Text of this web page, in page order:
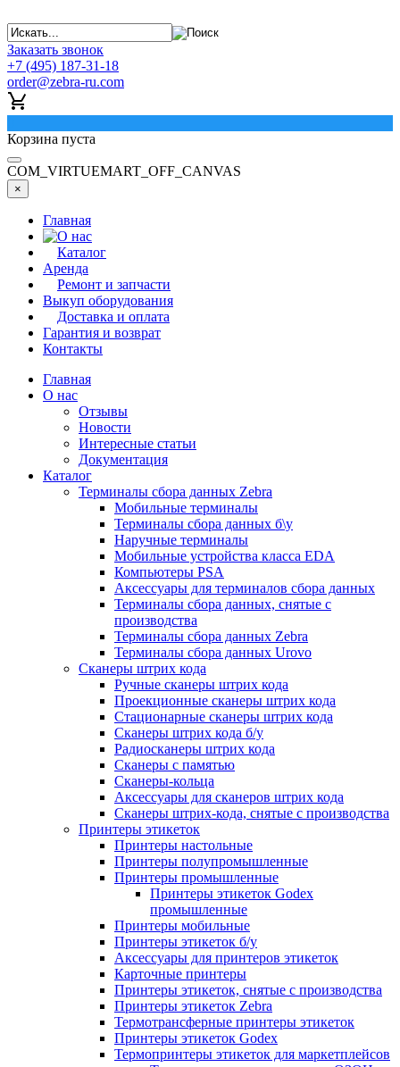
Заказать звонок
+7 (495) 187-31-18
order@zebra-ru.com
Корзина пуста
COM_VIRTUEMART_OFF_CANVAS
×
Главная
О нас
Каталог
Аренда
Ремонт и запчасти
Выкуп оборудования
Доставка и оплата
Гарантия и возврат
Контакты
Главная
О нас
Отзывы
Новости
Интересные статьи
Документация
Каталог
Терминалы сбора данных Zebra
Мобильные терминалы
Терминалы сбора данных б\у
Наручные терминалы
Мобильные устройства класса EDA
Компьютеры PSA
Аксессуары для терминалов сбора данных
Терминалы сбора данных, снятые с
производства
Терминалы сбора данных Zebra
Терминалы сбора данных Urovo
Сканеры штрих кода
Ручные сканеры штрих кода
Проекционные сканеры штрих кода
Стационарные сканеры штрих кода
Сканеры штрих кода б/у
Радиосканеры штрих кода
Сканеры с памятью
Сканеры-кольца
Аксессуары для сканеров штрих кода
Сканеры штрих-кода, снятые с производства
Принтеры этикеток
Принтеры настольные
Принтеры полупромышленные
Принтеры промышленные
Принтеры этикеток Godex
промышленные
Принтеры мобильные
Принтеры этикеток б/у
Аксессуары для принтеров этикеток
Карточные принтеры
Принтеры этикеток, снятые с производства
Принтеры этикеток Zebra
Термотрансферные принтеры этикеток
Принтеры этикеток Godex
Термопринтеры этикеток для маркетплейсов